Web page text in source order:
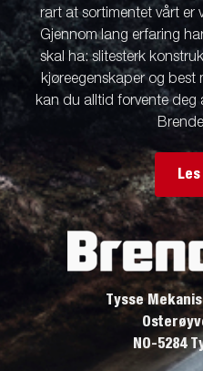
rart at sortimentet vårt er
Gjennom lang erfaring
skal ha: slitesterk
kjøreegenskaper og best
kan du alltid forvente deg
Tysse
NO-5284